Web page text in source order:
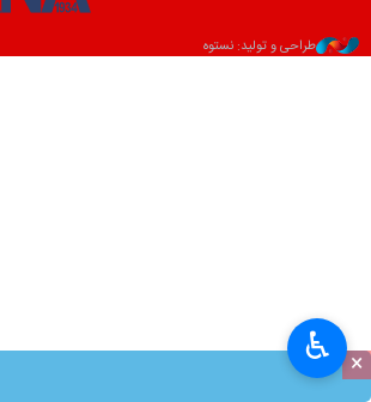
×
طراحی و تولید: نستوه
♿︎